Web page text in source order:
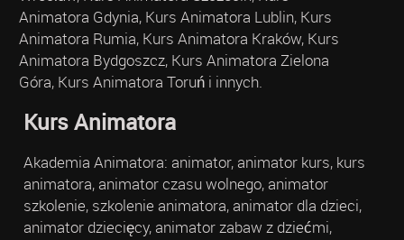
Animatora Gdynia, Kurs Animatora Lublin, Kurs
Animatora Rumia, Kurs Animatora Kraków, Kurs
Animatora Bydgoszcz, Kurs Animatora Zielona
Góra, Kurs Animatora Toruń i innych.
Kurs Animatora
Akademia Animatora: animator, animator kurs, kurs
animatora, animator czasu wolnego, animator
szkolenie, szkolenie animatora, animator dla dzieci,
animator dziecięcy, animator zabaw z dziećmi,